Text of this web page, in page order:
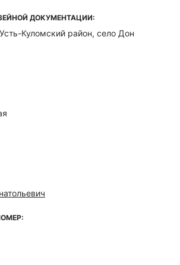
ДОКУМЕНТАЦИИ:
Куломский район, село Дон